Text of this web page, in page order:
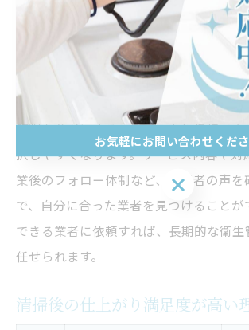
間を実感できます。特に、家族の健康管
象を気にする方にとって、信頼できるプ
リーニングは大きな安心材料となります
また、業者選びの際には、実際に利用し
評判を参考にすることで、より信頼で
択しやすくなります。サービス内容や対
業後のフォロー体制など、利用者の声を
で、自分に合った業者を見つけることが
できる業者に依頼すれば、長期的な衛
任せられます。
清掃後の仕上がり満足度が高い
お気軽にお問い合わせくだ
お気軽にお問い合わせくだ